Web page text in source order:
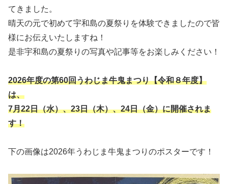
てきました。
晴天の元で初めて宇和島の夏祭りを体験できましたので皆
様にお伝えいたしますね！
是非宇和島の夏祭りの写真や記事等をお楽しみください！
2026年度の第60回うわじま牛鬼まつり【令和８年度】
は、
7月22日（水）、23日（木）、24日（金）に開催されま
す！
下の画像は2026年うわじま牛鬼まつりのポスターです！